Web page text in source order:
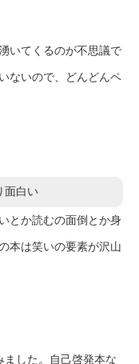
いてくるのが不思議で
ないので、どんどんペ
面白い
とか読むの面倒とか身
本は笑いの要素が沢山
した。自己啓発本な